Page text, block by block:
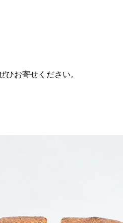
ひお寄せください。